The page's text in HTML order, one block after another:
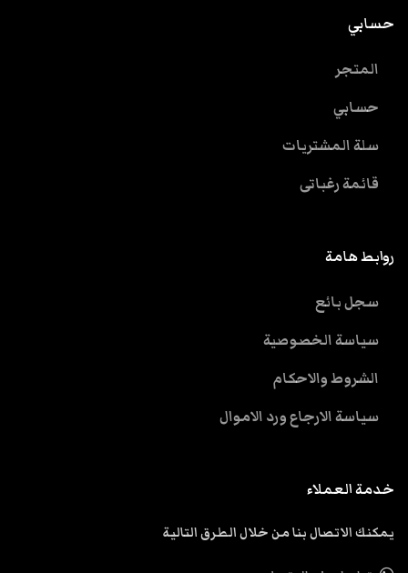
حسابي
المتجر
حسابي
سلة المشتريات
قائمة رغباتى
روابط هامة
سجل بائع
سياسة الخصوصية
الشروط والاحكام
سياسة الارجاع ورد الاموال
خدمة العملاء
يمكنك الاتصال بنا من خلال الطرق التالية